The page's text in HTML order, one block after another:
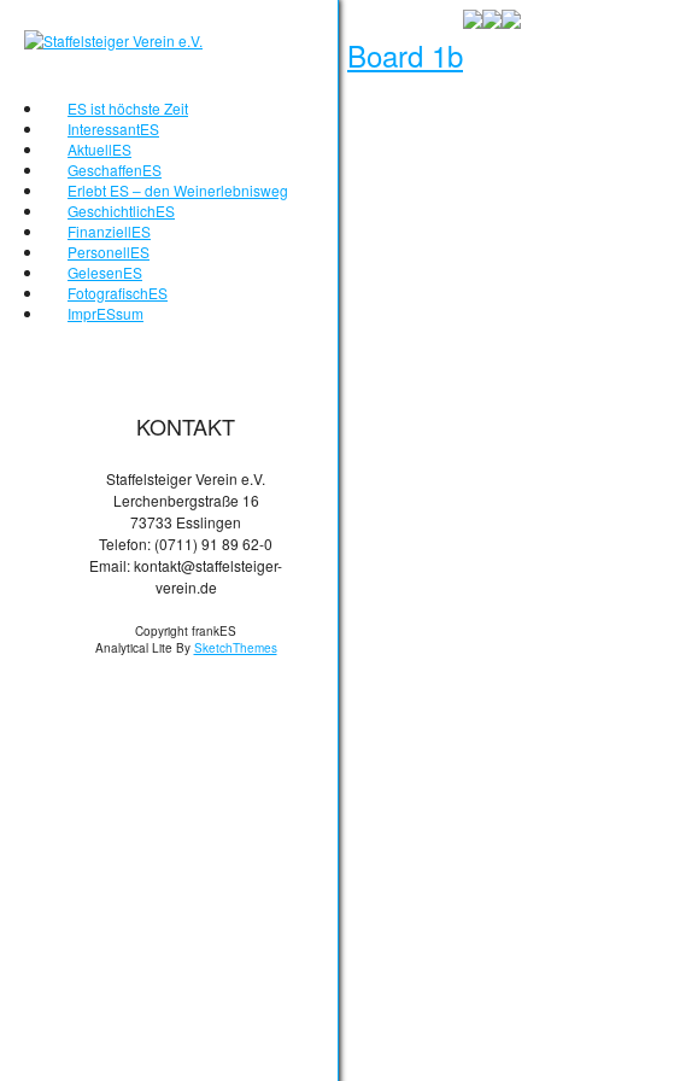
ES ist höchste Zeit
InteressantES
AktuellES
GeschaffenES
Erlebt ES – den Weinerlebnisweg
GeschichtlichES
FinanziellES
PersonellES
GelesenES
FotografischES
ImprESsum
KONTAKT
Staffelsteiger Verein e.V.
Lerchenbergstraße 16
73733 Esslingen
Telefon: (0711) 91 89 62-0
Email: kontakt@staffelsteiger-
verein.de
Copyright frankES
Analytical Lite By SketchThemes
Board 1b